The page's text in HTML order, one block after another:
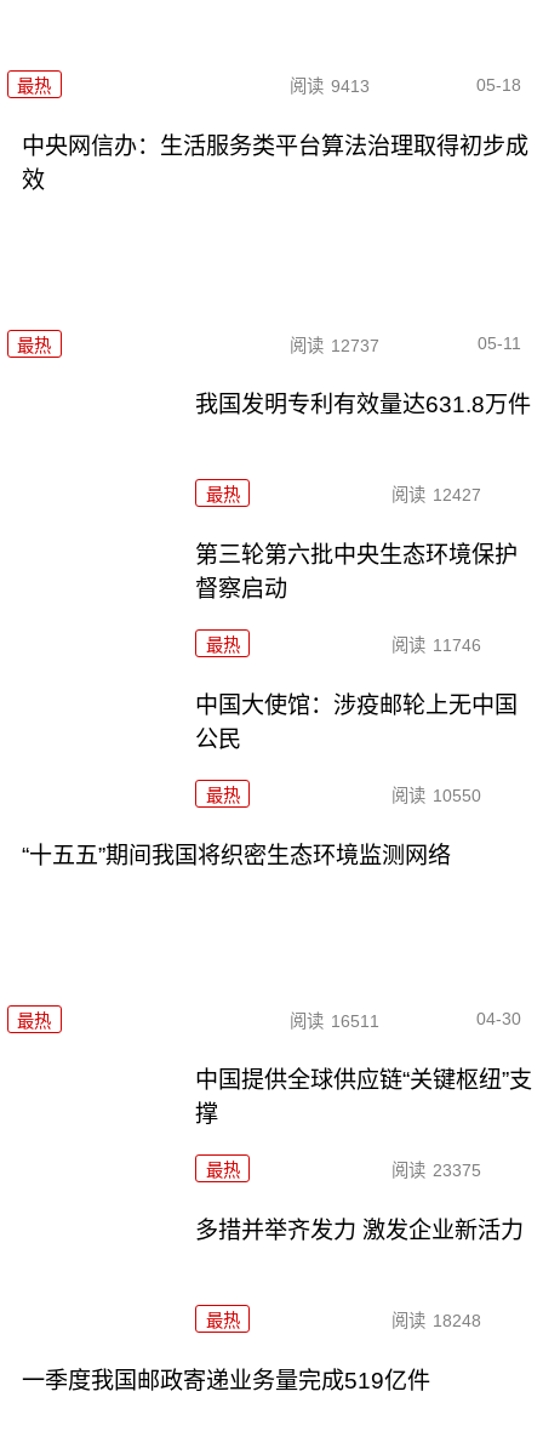
最热 阅读 9413 05-18
中央网信办：生活服务类平台算法治理取得初步成
效
最热 阅读 12737 05-11
我国发明专利有效量达631.8万件
最热 阅读 12427
第三轮第六批中央生态环境保护
督察启动
最热 阅读 11746
中国大使馆：涉疫邮轮上无中国
公民
最热 阅读 10550
“十五五”期间我国将织密生态环境监测网络
最热 阅读 16511 04-30
中国提供全球供应链“关键枢纽”支
撑
最热 阅读 23375
多措并举齐发力 激发企业新活力
最热 阅读 18248
一季度我国邮政寄递业务量完成519亿件